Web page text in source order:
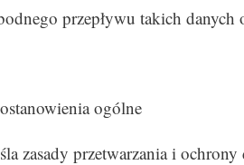
przepływu takich danych
ogólne
zasady przetwarzania i ochrony